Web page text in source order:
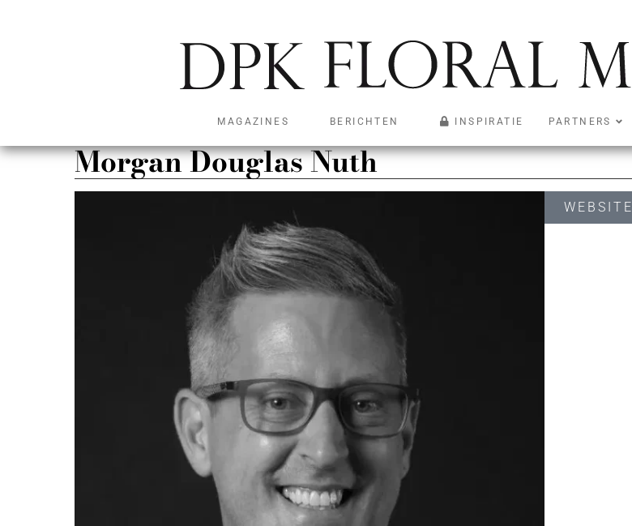
MAGAZINES BERICHTEN INSPIRATIE PARTNERS
Morgan Douglas Nuth
WEBSITE